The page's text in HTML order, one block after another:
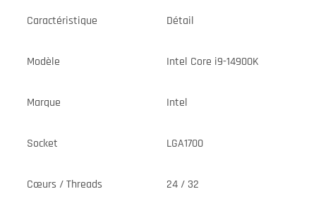
Caractéristique Détail
Modèle Intel Core i9-14900K
Marque Intel
Socket LGA1700
Cœurs / Threads 24 / 32